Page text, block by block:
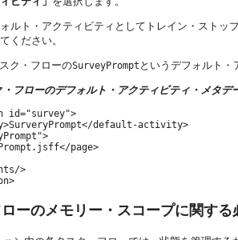
ルト・アクティビティとしてトレイン・ストッ
ください。
ク・フローのSurveyPrompt というデフォルト
フローのデフォルト・アクティビティ・メタデ
id="survey">
default-activity>
page>
>
ーのメモリー・スコープに関する